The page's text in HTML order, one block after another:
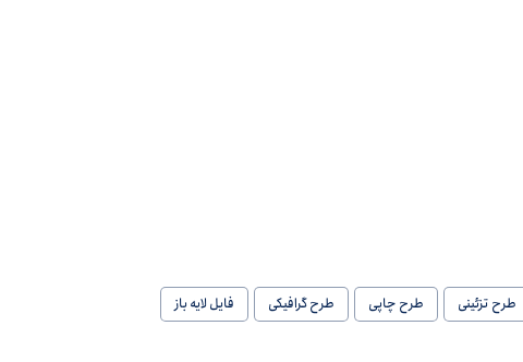
طرح تزئینی طرح چاپی طرح گرافیکی
فایل لایه باز